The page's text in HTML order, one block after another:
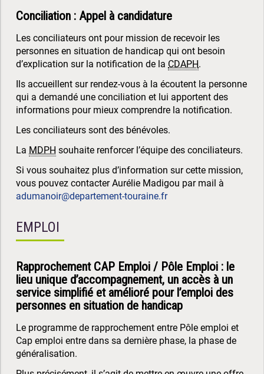
Conciliation : Appel à candidature
Les conciliateurs ont pour mission de recevoir les
personnes en situation de handicap qui ont besoin
d’explication sur la notification de la CDAPH.
Ils accueillent sur rendez-vous à la écoutent la personne
qui a demandé une conciliation et lui apportent des
informations pour mieux comprendre la notification.
Les conciliateurs sont des bénévoles.
La MDPH souhaite renforcer l’équipe des conciliateurs.
Si vous souhaitez plus d’information sur cette mission,
vous pouvez contacter Aurélie Madigou par mail à
adumanoir@departement-touraine.fr
EMPLOI
Rapprochement CAP Emploi / Pôle Emploi : le
lieu unique d’accompagnement, un accès à un
service simplifié et amélioré pour l’emploi des
personnes en situation de handicap
Le programme de rapprochement entre Pôle emploi et
Cap emploi entre dans sa dernière phase, la phase de
généralisation.